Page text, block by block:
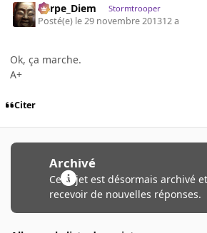
Carpe_Diem Stormtrooper
Posté(e) le 29 novembre 201312 a
Ok, ça marche.
A+
Citer
Archivé
Ce sujet est désormais archivé
recevoir de nouvelles réponses.